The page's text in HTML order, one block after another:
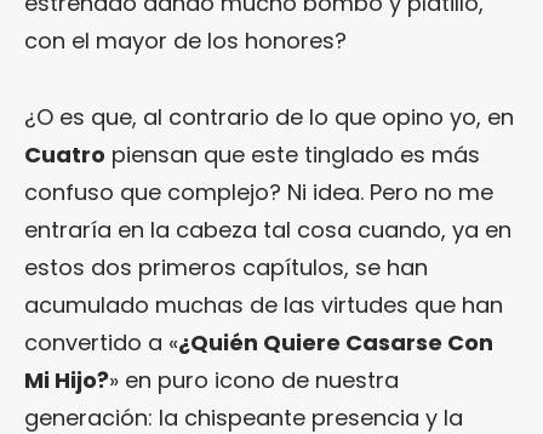
con el mayor de los honores?
¿O es que, al contrario de lo que opino yo, en
Cuatro piensan que este tinglado es más
confuso que complejo? Ni idea. Pero no me
entraría en la cabeza tal cosa cuando, ya en
estos dos primeros capítulos, se han
acumulado muchas de las virtudes que han
convertido a «¿Quién Quiere Casarse Con
Mi Hijo?» en puro icono de nuestra
generación: la chispeante presencia y la